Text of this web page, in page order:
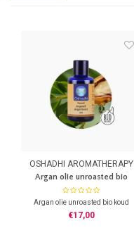
OSHADHI AROMATHERAPY
Argan olie unroasted bio
Argan olie unroasted bio koud
geperst
€17,00